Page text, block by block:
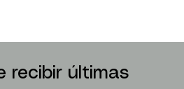
recibir últimas